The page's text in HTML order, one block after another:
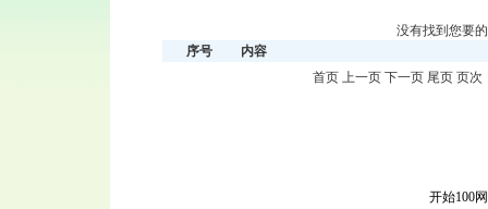
没有找到您要
序号
内容
首页 上一页 下一页 尾页 页次
开始100